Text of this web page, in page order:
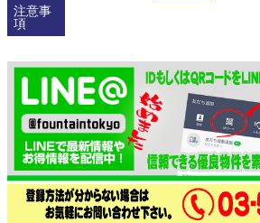
注意事
項